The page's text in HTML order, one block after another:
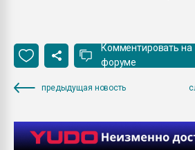
Комментировать на
форуме
предыдущая новость